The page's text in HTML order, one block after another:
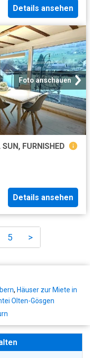
Details ansehen
Foto anschauen
FURNISHED
Details ansehen
5 >
, Häuser zur Miete in
Olten-Gösgen